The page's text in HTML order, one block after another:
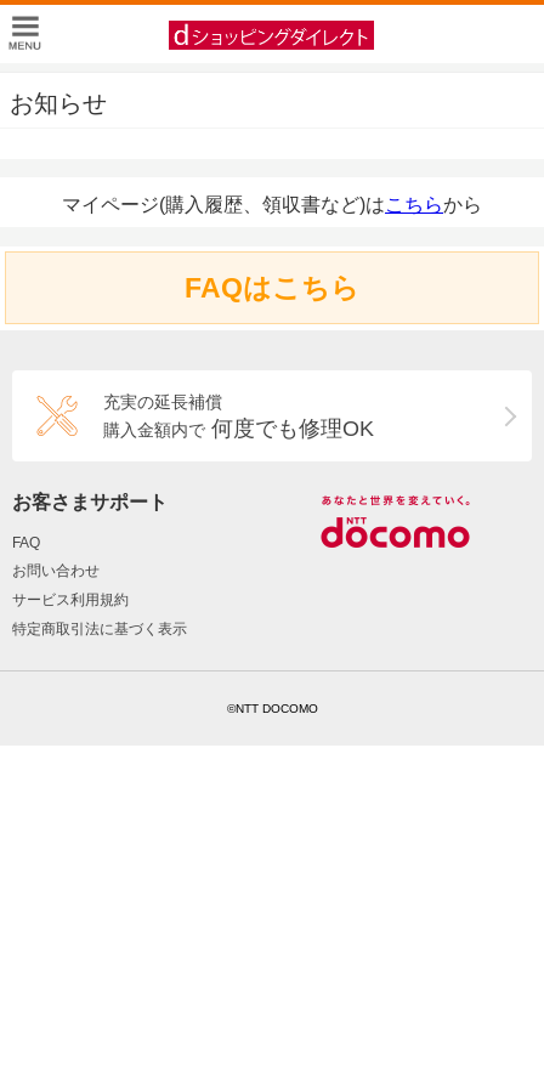
お知らせ
マイページ(購入履歴、領収書など)はこちらから
FAQはこちら
充実の延長補償
購入金額内で 何度でも修理OK
お客さまサポート
FAQ
お問い合わせ
サービス利用規約
特定商取引法に基づく表示
©NTT DOCOMO